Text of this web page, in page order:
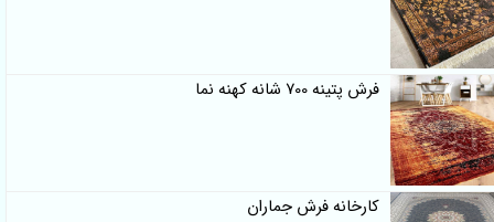
فرش پتینه 700 شانه کهنه نما
کارخانه فرش جماران